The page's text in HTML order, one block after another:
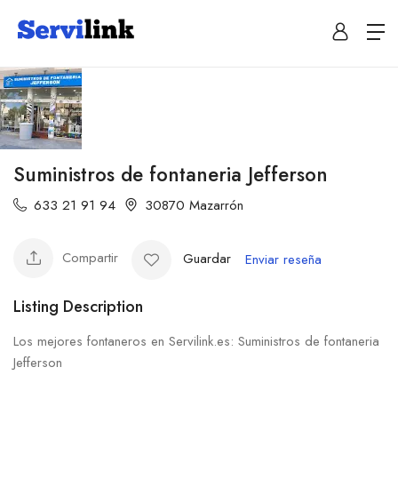
Suministros de fontaneria Jefferson
633 21 91 94 30870 Mazarrón
Compartir Guardar Enviar reseña
Listing Description
Los mejores fontaneros en Servilink.es: Suministros de fontaneria
Jefferson